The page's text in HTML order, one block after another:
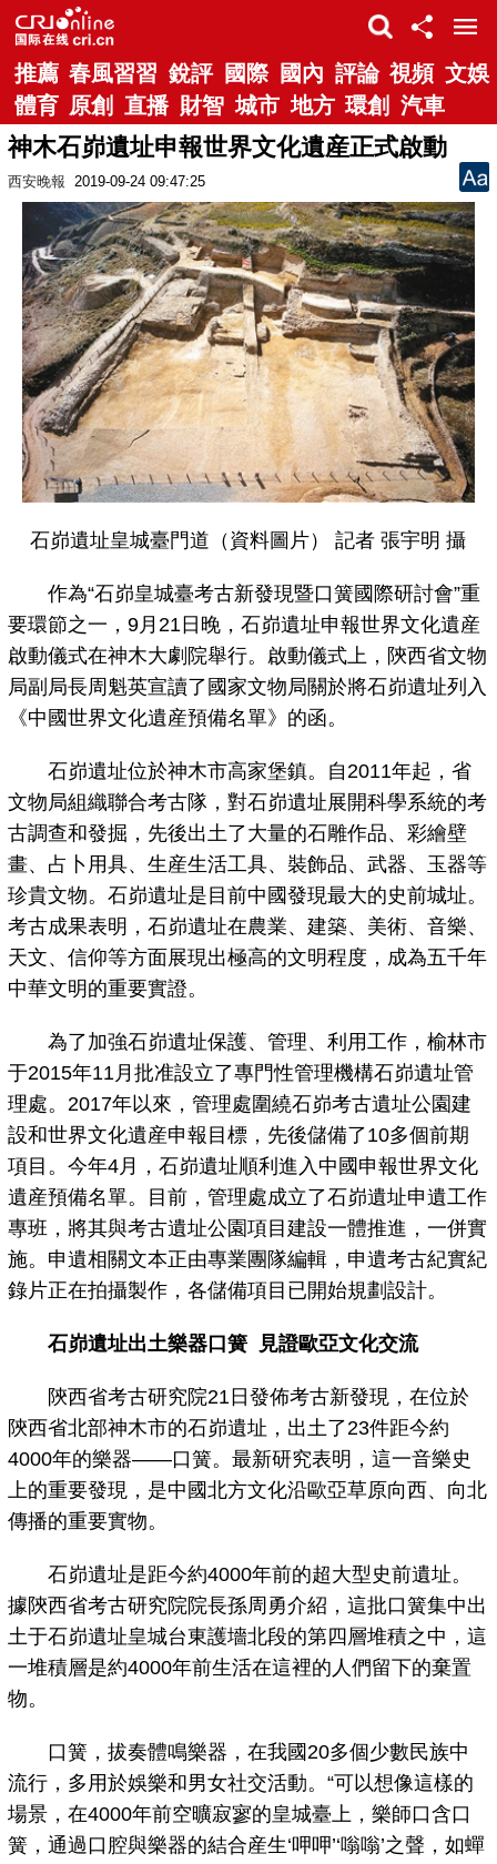
推薦 春風習習 銳評 國際 國內 評論 視頻 文娛
體育 原創 直播 財智 城市 地方 環創 汽車
神木石峁遺址申報世界文化遺産正式啟動
西安晚報 2019-09-24 09:47:25
石峁遺址皇城臺門道（資料圖片） 記者 張宇明 攝
作為“石峁皇城臺考古新發現暨口簧國際研討會”重
要環節之一，9月21日晚，石峁遺址申報世界文化遺産
啟動儀式在神木大劇院舉行。啟動儀式上，陝西省文物
局副局長周魁英宣讀了國家文物局關於將石峁遺址列入
《中國世界文化遺産預備名單》的函。
石峁遺址位於神木市高家堡鎮。自2011年起，省
文物局組織聯合考古隊，對石峁遺址展開科學系統的考
古調查和發掘，先後出土了大量的石雕作品、彩繪壁
畫、占卜用具、生産生活工具、裝飾品、武器、玉器等
珍貴文物。石峁遺址是目前中國發現最大的史前城址。
考古成果表明，石峁遺址在農業、建築、美術、音樂、
天文、信仰等方面展現出極高的文明程度，成為五千年
中華文明的重要實證。
為了加強石峁遺址保護、管理、利用工作，榆林市
于2015年11月批准設立了專門性管理機構石峁遺址管
理處。2017年以來，管理處圍繞石峁考古遺址公園建
設和世界文化遺産申報目標，先後儲備了10多個前期
項目。今年4月，石峁遺址順利進入中國申報世界文化
遺産預備名單。目前，管理處成立了石峁遺址申遺工作
專班，將其與考古遺址公園項目建設一體推進，一併實
施。申遺相關文本正由專業團隊編輯，申遺考古紀實紀
錄片正在拍攝製作，各儲備項目已開始規劃設計。
石峁遺址出土樂器口簧 見證歐亞文化交流
陝西省考古研究院21日發佈考古新發現，在位於
陝西省北部神木市的石峁遺址，出土了23件距今約
4000年的樂器——口簧。最新研究表明，這一音樂史
上的重要發現，是中國北方文化沿歐亞草原向西、向北
傳播的重要實物。
石峁遺址是距今約4000年前的超大型史前遺址。
據陝西省考古研究院院長孫周勇介紹，這批口簧集中出
土于石峁遺址皇城台東護墻北段的第四層堆積之中，這
一堆積層是約4000年前生活在這裡的人們留下的棄置
物。
口簧，拔奏體鳴樂器，在我國20多個少數民族中
流行，多用於娛樂和男女社交活動。“可以想像這樣的
場景，在4000年前空曠寂寥的皇城臺上，樂師口含口
簧，通過口腔與樂器的結合産生‘呷呷’‘嗡嗡’之聲，如蟬